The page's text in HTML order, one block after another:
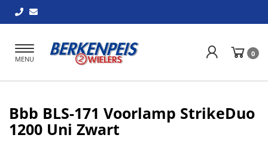
Toggle
navigation
MENU
0
Bbb BLS-171 Voorlamp StrikeDuo
1200 Uni Zwart